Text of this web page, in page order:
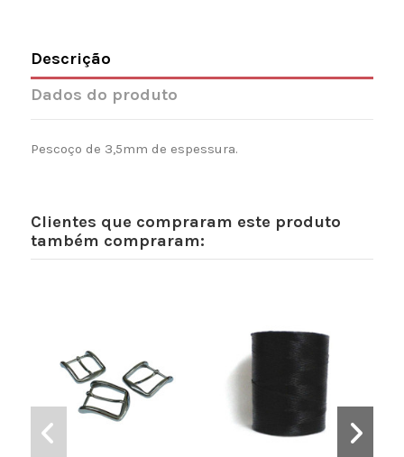
Descrição
Dados do produto
Pescoço de 3,5mm de espessura.
Clientes que compraram este produto
também compraram: